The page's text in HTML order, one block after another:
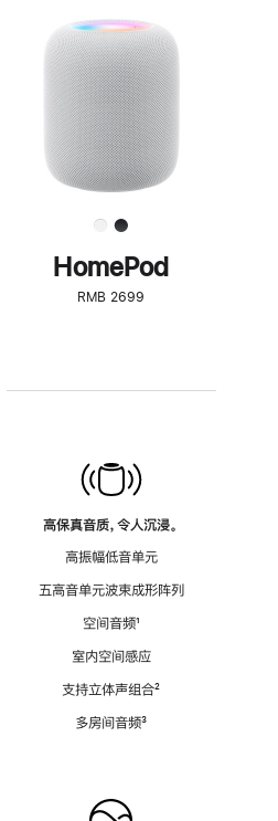
步
了
解
HomePod<
HomePod
RMB 2699
高保真音质，令人沉浸。
高振幅低音单元
五高音单元波束成形阵列
空间音频脚
¹
室内空间感应
支持立体声组合脚
²
多房间音频脚
³